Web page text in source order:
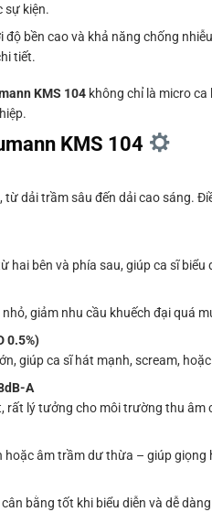
sự kiện.
độ bền cao và khả năng chống
tiết.
KMS 104 không chỉ là micro ca
KMS 104
dải trầm sâu đến dải cao sáng.
bên và phía sau, giúp ca sĩ
giảm nhu cầu khuếch đại quá
0.5%)
giúp ca sĩ hát mạnh, scream,
A
lý tưởng cho môi trường thu
âm trầm dư thừa – giúp
bằng tốt khi biểu diễn và dễ